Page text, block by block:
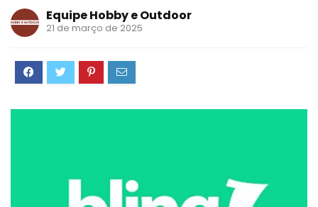
Equipe Hobby e Outdoor
21 de março de 2025